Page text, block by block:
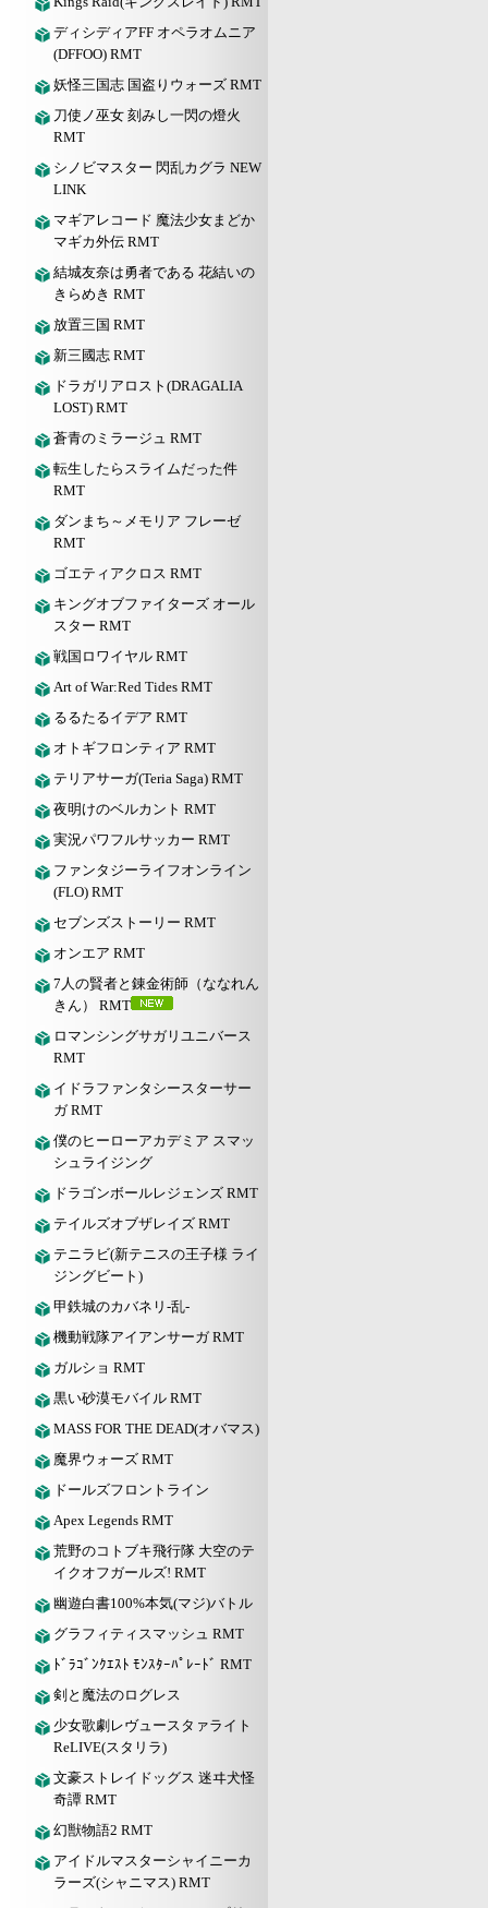
ディシディアFF オペラオムニア
(DFFOO) RMT
妖怪三国志 国盗りウォーズ RMT
刀使ノ巫女 刻みし一閃の燈火
RMT
シノビマスター 閃乱カグラ NEW
LINK
マギアレコード 魔法少女まどか
マギカ外伝 RMT
結城友奈は勇者である 花結いの
きらめき RMT
放置三国 RMT
新三國志 RMT
ドラガリアロスト(DRAGALIA
LOST) RMT
蒼青のミラージュ RMT
転生したらスライムだった件
RMT
ダンまち～メモリア フレーゼ
RMT
ゴエティアクロス RMT
キングオブファイターズ オール
スター RMT
戦国ロワイヤル RMT
Art of War:Red Tides RMT
るるたるイデア RMT
オトギフロンティア RMT
テリアサーガ(Teria Saga) RMT
夜明けのベルカント RMT
実況パワフルサッカー RMT
ファンタジーライフオンライン
(FLO) RMT
セブンズストーリー RMT
オンエア RMT
7人の賢者と錬金術師（ななれん
きん） RMT
ロマンシングサガリユニバース
RMT
イドラファンタシースターサー
ガ RMT
僕のヒーローアカデミア スマッ
シュライジング
ドラゴンボールレジェンズ RMT
テイルズオブザレイズ RMT
テニラビ(新テニスの王子様 ライ
ジングビート)
甲鉄城のカバネリ-乱-
機動戦隊アイアンサーガ RMT
ガルショ RMT
黒い砂漠モバイル RMT
MASS FOR THE DEAD(オバマス)
魔界ウォーズ RMT
ドールズフロントライン
Apex Legends RMT
荒野のコトブキ飛行隊 大空のテ
イクオフガールズ! RMT
幽遊白書100%本気(マジ)バトル
グラフィティスマッシュ RMT
ﾄﾞﾗｺﾞﾝｸｴｽﾄ ﾓﾝｽﾀｰﾊﾟﾚｰﾄﾞ RMT
剣と魔法のログレス
少女歌劇レヴュースタァライト
ReLIVE(スタリラ)
文豪ストレイドッグス 迷ヰ犬怪
奇譚 RMT
幻獣物語2 RMT
アイドルマスターシャイニーカ
ラーズ(シャニマス) RMT